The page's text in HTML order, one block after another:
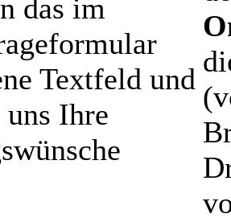
das im
Textfeld und
uns Ihre